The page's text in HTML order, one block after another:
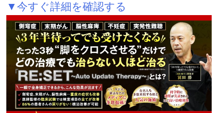
▼今すぐ詳細を確認する